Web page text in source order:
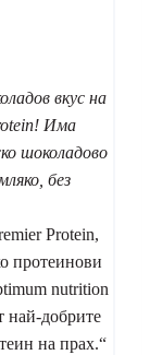
вкус на
Има
шоколадово
без
Protein,
протеинови
nutrition
най-добрите
на прах.“